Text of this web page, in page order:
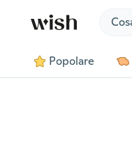
Popolare